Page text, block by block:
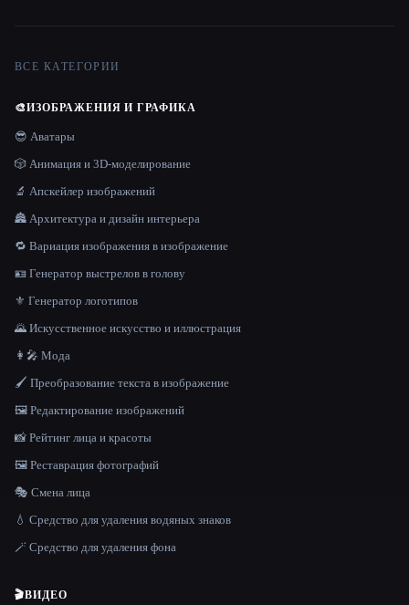
ВСЕ КАТЕГОРИИ
🎨ИЗОБРАЖЕНИЯ И ГРАФИКА
😎 Аватары
🎲 Анимация и 3D-моделирование
🔬 Апскейлер изображений
🏯 Архитектура и дизайн интерьера
🔁 Вариация изображения в изображение
🪪 Генератор выстрелов в голову
⚜️ Генератор логотипов
🌄 Искусственное искусство и иллюстрация
👩‍🎤 Мода
🖌️ Преобразование текста в изображение
🖼️ Редактирование изображений
📸 Рейтинг лица и красоты
🖼️ Реставрация фотографий
🎭 Смена лица
💧 Средство для удаления водяных знаков
🪄 Средство для удаления фона
🎬ВИДЕО